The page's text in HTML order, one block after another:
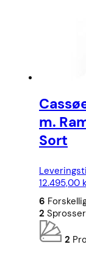
m.
Sort
12.495,00
6
2 Sprosser
2